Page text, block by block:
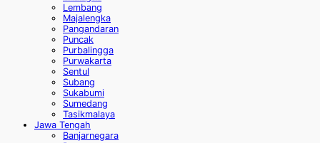
Lembang
Majalengka
Pangandaran
Puncak
Purbalingga
Purwakarta
Sentul
Subang
Sukabumi
Sumedang
Tasikmalaya
Jawa Tengah
Banjarnegara